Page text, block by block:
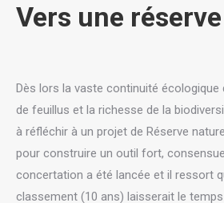
Vers une
Dès lors la vaste continuité écologique
de feuillus et la richesse de la
à réfléchir à un projet de Réserve
pour construire un outil fort,
concertation a été lancée et il ressort
classement (10 ans) laisserait le temps